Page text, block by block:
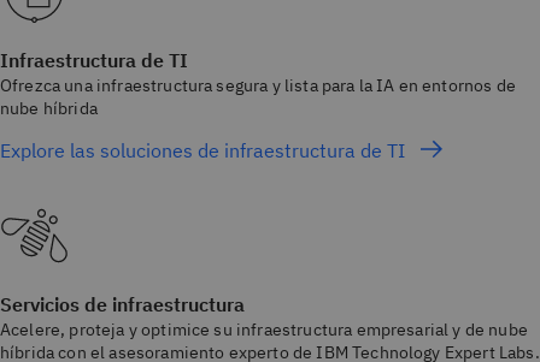
Infraestructura de TI
Ofrezca una infraestructura segura y lista para la IA en entornos de
nube híbrida
Explore las soluciones de infraestructura de TI
Servicios de infraestructura
Acelere, proteja y optimice su infraestructura empresarial y de nube
híbrida con el asesoramiento experto de IBM Technology Expert Labs.